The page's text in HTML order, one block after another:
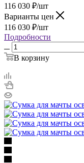
116 030 ₽/шт
Варианты цен
116 030 ₽/шт
Подробности
В корзину